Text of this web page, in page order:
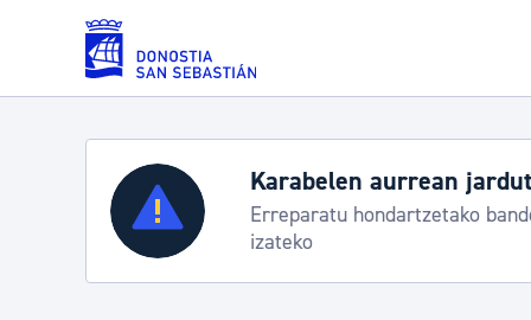
Eduki nagusira joan
Zerbitzuak
Errolda eta gai pertsonalak
Aste Nagusia 2026:
Abuztuak 8-15